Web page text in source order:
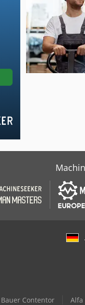
Hitachi Zx 800
Bauer Contentor Alfa